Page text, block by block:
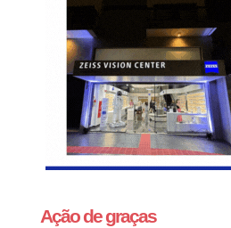
Ação de graças